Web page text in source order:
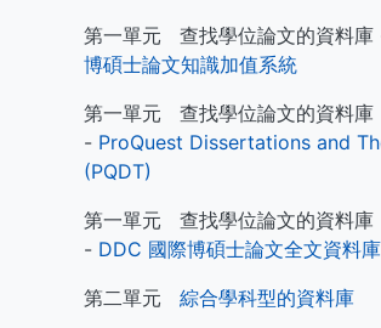
第一單元 查找學位論文的資料庫
博碩士論文知識加值系統
第一單元 查找學位論文的資料庫
- ProQuest Dissertations and
(PQDT)
第一單元 查找學位論文的資料庫
- DDC 國際博碩士論文全文資料庫
第二單元 綜合學科型的資料庫